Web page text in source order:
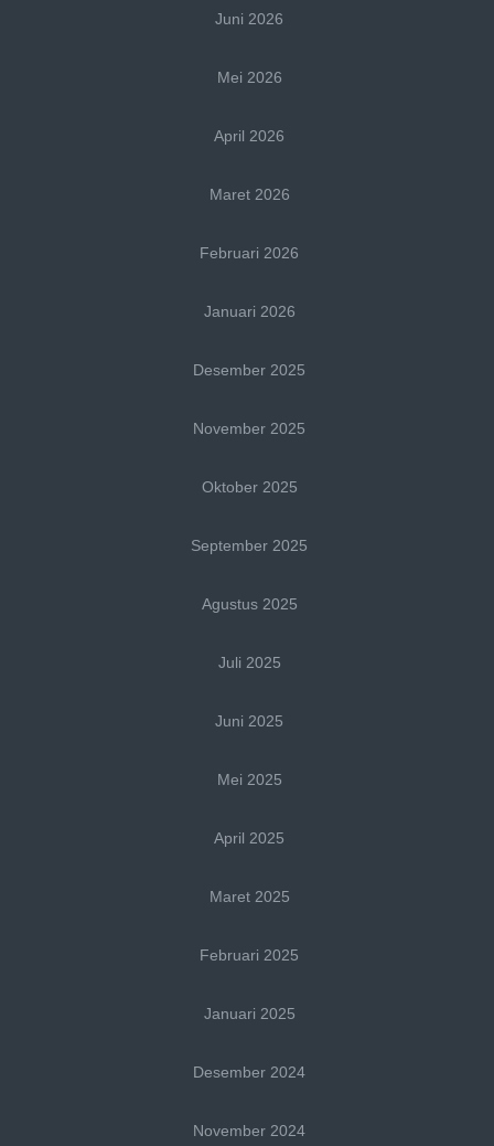
Juni 2026
Mei 2026
April 2026
Maret 2026
Februari 2026
Januari 2026
Desember 2025
November 2025
Oktober 2025
September 2025
Agustus 2025
Juli 2025
Juni 2025
Mei 2025
April 2025
Maret 2025
Februari 2025
Januari 2025
Desember 2024
November 2024